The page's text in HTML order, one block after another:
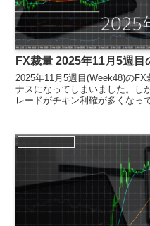
FX裁量 2025年11月5週目
2025年11月5週目(Week48)の
ナスになってしまいました。し
レードがチキン利確が多くなっ